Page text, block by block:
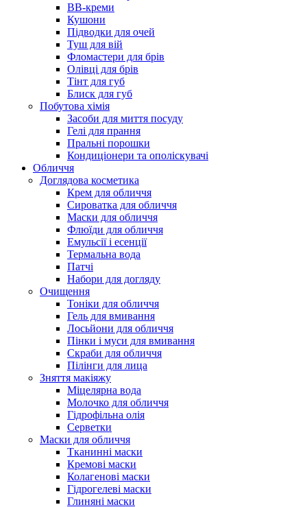
BB-креми
Кушони
Підводки для очей
Туш для вій
Фломастери для брів
Олівці для брів
Тінт для губ
Блиск для губ
Побутова хімія
Засоби для миття посуду
Гелі для прання
Пральні порошки
Кондиціонери та ополіскувачі
Обличчя
Доглядова косметика
Крем для обличчя
Сироватка для обличчя
Маски для обличчя
Флюїди для обличчя
Емульсії і есенції
Термальна вода
Патчі
Набори для догляду
Очищення
Тоніки для обличчя
Гель для вмивання
Лосьйони для обличчя
Пінки і муси для вмивання
Скраби для обличчя
Пілінги для лица
Зняття макіяжу
Міцелярна вода
Молочко для обличчя
Гідрофільна олія
Серветки
Маски для обличчя
Тканинні маски
Кремові маски
Колагенові маски
Гідрогелеві маски
Глиняні маски